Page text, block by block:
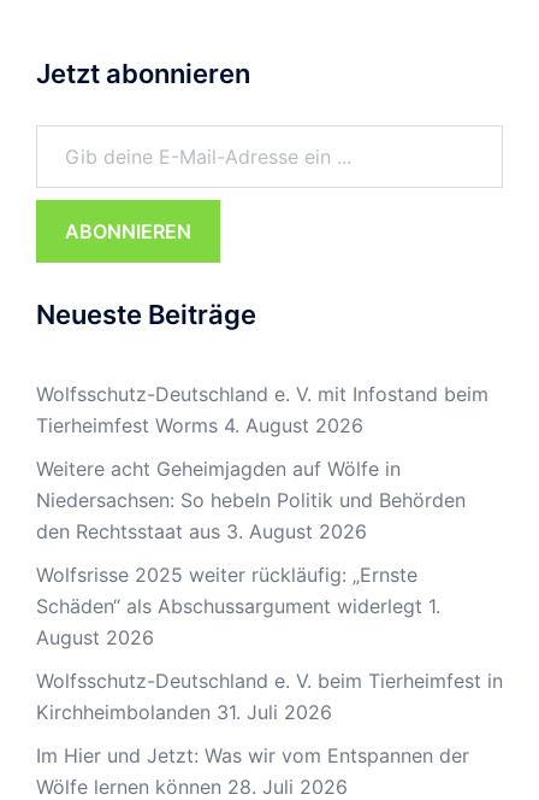
Jetzt abonnieren
Gib deine E-Mail-Adresse ein ...
ABONNIEREN
Neueste Beiträge
Wolfsschutz-Deutschland e. V. mit Infostand beim
Tierheimfest Worms 4. August 2026
Weitere acht Geheimjagden auf Wölfe in
Niedersachsen: So hebeln Politik und Behörden
den Rechtsstaat aus 3. August 2026
Wolfsrisse 2025 weiter rückläufig: „Ernste
Schäden“ als Abschussargument widerlegt 1.
August 2026
Wolfsschutz-Deutschland e. V. beim Tierheimfest in
Kirchheimbolanden 31. Juli 2026
Im Hier und Jetzt: Was wir vom Entspannen der
Wölfe lernen können 28. Juli 2026